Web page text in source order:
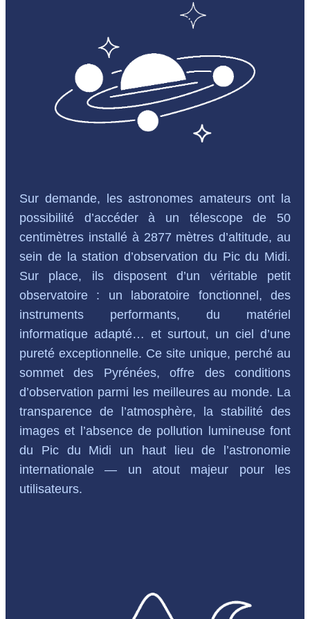
Sur demande, les astronomes amateurs ont la
possibilité d’accéder à un télescope de 50
centimètres installé à 2877 mètres d’altitude, au
sein de la station d’observation du Pic du Midi.
Sur place, ils disposent d’un véritable petit
observatoire : un laboratoire fonctionnel, des
instruments performants, du matériel
informatique adapté… et surtout, un ciel d’une
pureté exceptionnelle. Ce site unique, perché au
sommet des Pyrénées, offre des conditions
d’observation parmi les meilleures au monde. La
transparence de l’atmosphère, la stabilité des
images et l’absence de pollution lumineuse font
du Pic du Midi un haut lieu de l’astronomie
internationale — un atout majeur pour les
utilisateurs.